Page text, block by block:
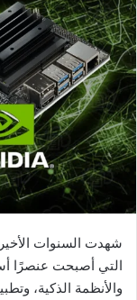
شهدت السنوات
التي أصبحت عنصرًا
والأنظمة الذكية،